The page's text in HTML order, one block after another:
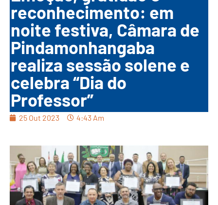
reconhecimento: em
noite festiva, Câmara de
Pindamonhangaba
realiza sessão solene e
celebra “Dia do
Professor”
25 Out 2023 4:43 Am